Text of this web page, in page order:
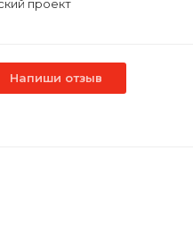
проект
Напиши отзыв